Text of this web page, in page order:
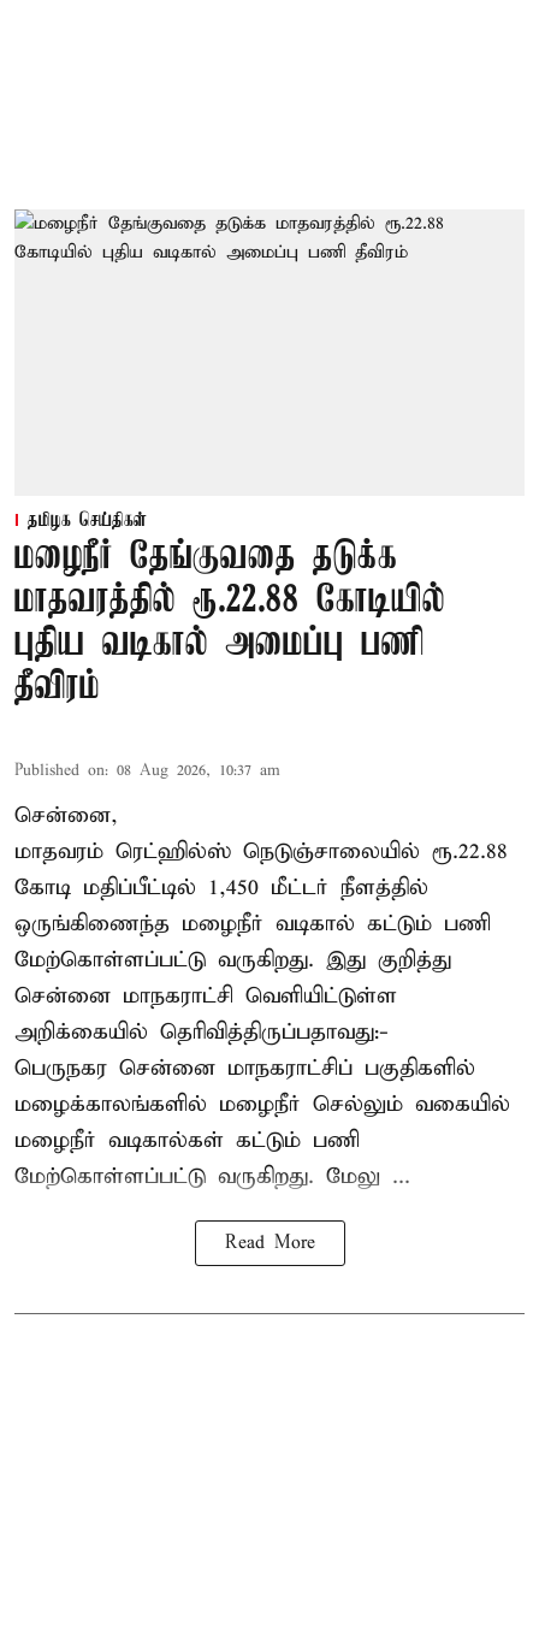
தமிழக செய்திகள்
மழைநீர் தேங்குவதை தடுக்க
மாதவரத்தில் ரூ.22.88 கோடியில்
புதிய வடிகால் அமைப்பு பணி
தீவிரம்
Published on: 08 Aug 2026, 10:37 am
சென்னை,
மாதவரம் ரெட்ஹில்ஸ் நெடுஞ்சாலையில் ரூ.22.88
கோடி மதிப்பீட்டில் 1,450 மீட்டர் நீளத்தில்
ஒருங்கிணைந்த மழைநீர் வடிகால் கட்டும் பணி
மேற்கொள்ளப்பட்டு வருகிறது. இது குறித்து
சென்னை மாநகராட்சி வெளியிட்டுள்ள
அறிக்கையில் தெரிவித்திருப்பதாவது:-
பெருநகர சென்னை மாநகராட்சிப் பகுதிகளில்
மழைக்காலங்களில் மழைநீர் செல்லும் வகையில்
மழைநீர் வடிகால்கள் கட்டும் பணி
மேற்கொள்ளப்பட்டு வருகிறது. மேலு ...
Read More